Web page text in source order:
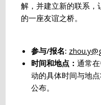
解，并建立新的联系，
的一座友谊之桥。
参与/报名:
时间和地点：通常
动的具体时间与地
公布。